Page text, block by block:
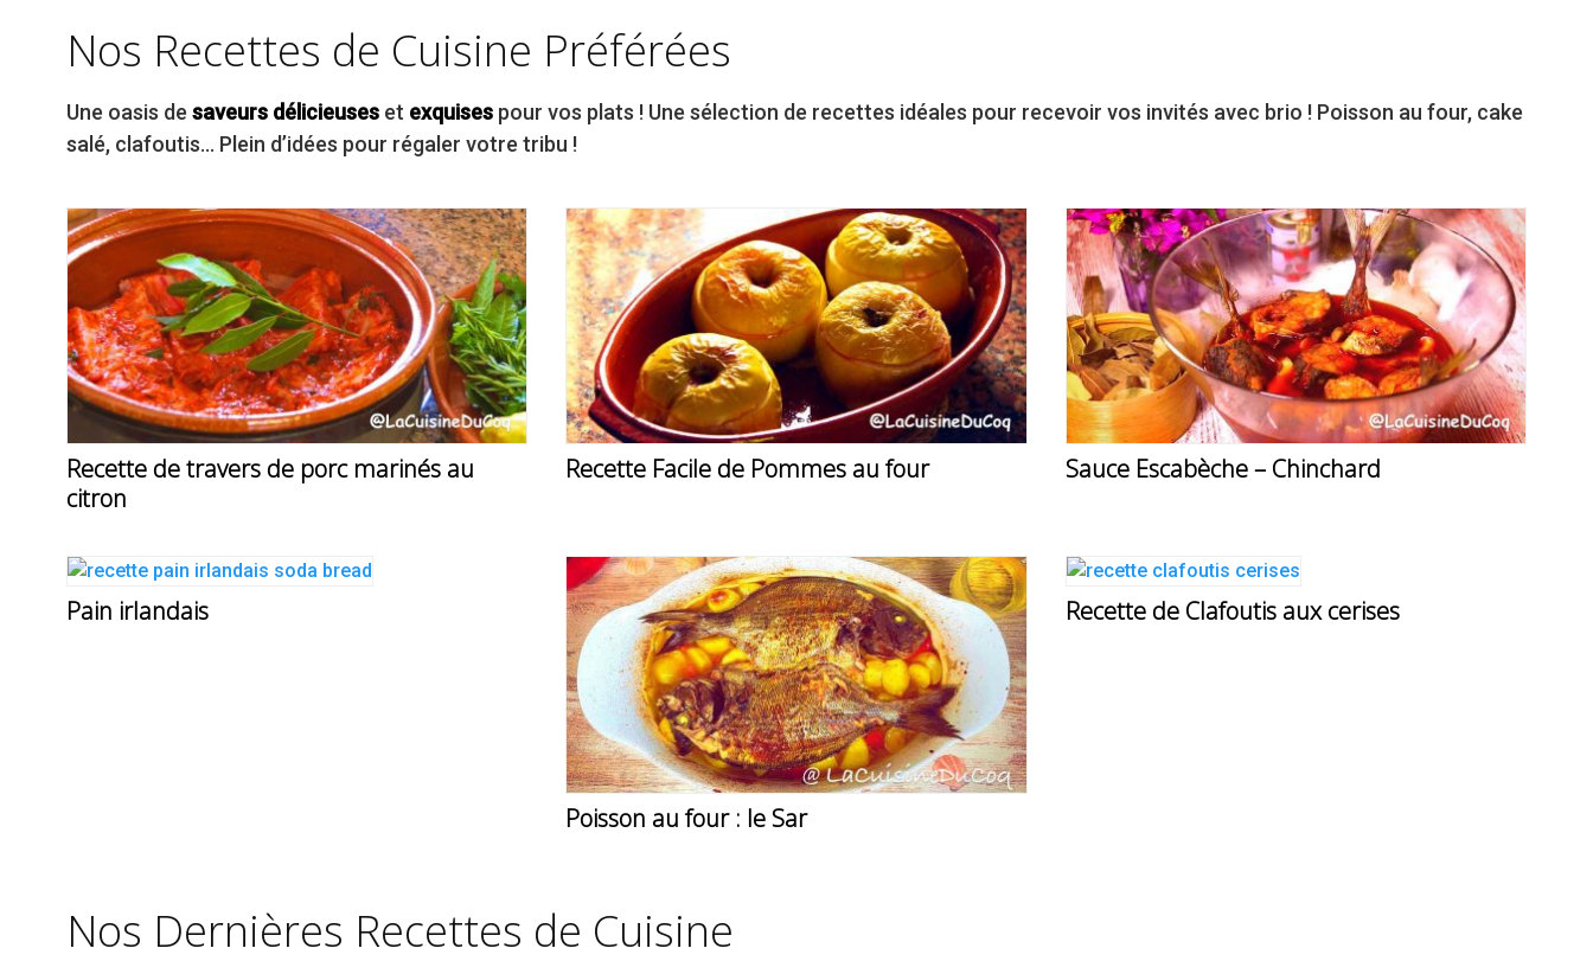
Nos Recettes de Cuisine Préférées
Une oasis de saveurs délicieuses et exquises pour vos plats ! Une sélection de recettes idéales pour recevoir vos invités avec brio ! Poisson au four, cake
salé, clafoutis… Plein d’idées pour régaler votre tribu !
Recette de travers de porc marinés au
citron
Recette Facile de Pommes au four Sauce Escabèche – Chinchard
Pain irlandais
Poisson au four : le Sar
Recette de Clafoutis aux cerises
Nos Dernières Recettes de Cuisine